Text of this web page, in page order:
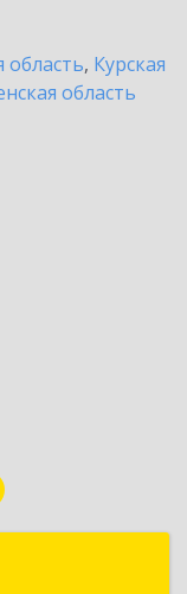
область, Курская
область